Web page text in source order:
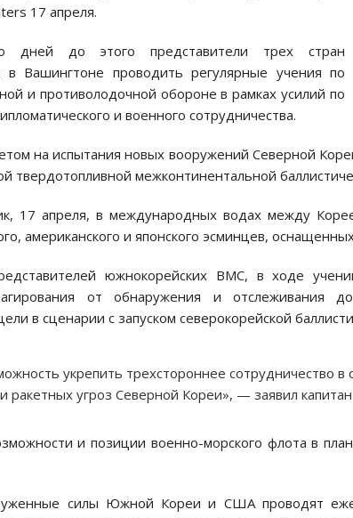
17 апреля.
дней до этого представители трех стран
в Вашингтоне проводить регулярные учения по
и противолодочной обороне в рамках усилий по
и военного сотрудничества.
на испытания новых вооружений Северной
твердотопливной межконтинентальной
17 апреля, в международных водах между
американского и японского эсминцев,
южнокорейских ВМС, в ходе
от обнаружения и отслеживания
в сценарии с запуском северокорейской
укрепить трехстороннее сотрудничество
ракетных угроз Северной Кореи», — заявил
и позиции военно-морского флота в
силы Южной Кореи и США проводят